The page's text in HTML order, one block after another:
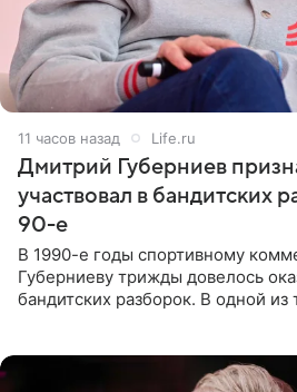
11 часов назад Life.ru
Дмитрий Губерниев
участвовал в бандитских
90-е
В 1990-е годы спортивному
Губерниеву трижды довелось
бандитских разборок. В одной из